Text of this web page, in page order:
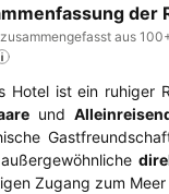
der
aus
Hotel ist ein ruhiger
und
Zugang zum